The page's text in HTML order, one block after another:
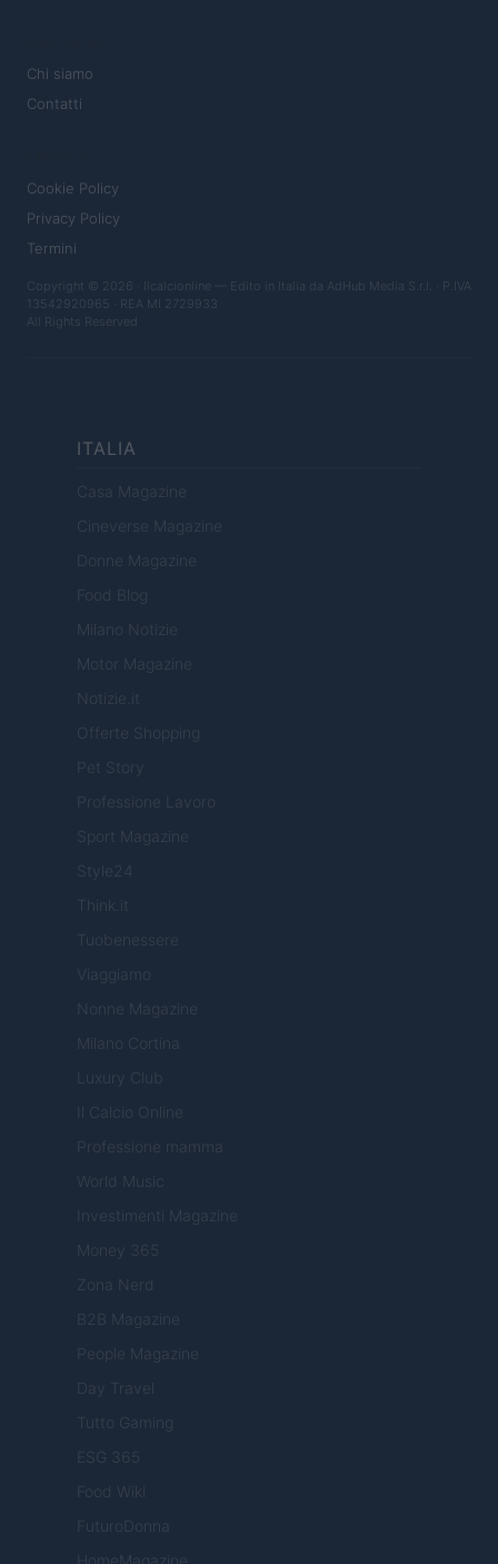
Chi siamo
Contatti
Cookie Policy
Privacy Policy
Termini
Copyright © 2026 · Ilcalcionline — Edito in Italia da AdHub Media S.r.l. · P.IVA
13542920965 · REA MI 2729933
All Rights Reserved
ITALIA
Casa Magazine
Cineverse Magazine
Donne Magazine
Food Blog
Milano Notizie
Motor Magazine
Notizie.it
Offerte Shopping
Pet Story
Professione Lavoro
Sport Magazine
Style24
Think.it
Tuobenessere
Viaggiamo
Nonne Magazine
Milano Cortina
Luxury Club
Il Calcio Online
Professione mamma
World Music
Investimenti Magazine
Money 365
Zona Nerd
B2B Magazine
People Magazine
Day Travel
Tutto Gaming
ESG 365
Food Wiki
FuturoDonna